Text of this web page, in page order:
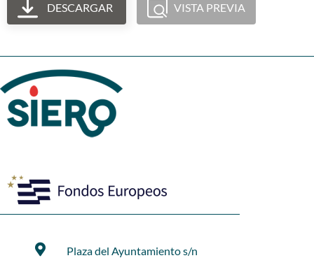
DESCARGAR VISTA PREVIA
Plaza del Ayuntamiento s/n